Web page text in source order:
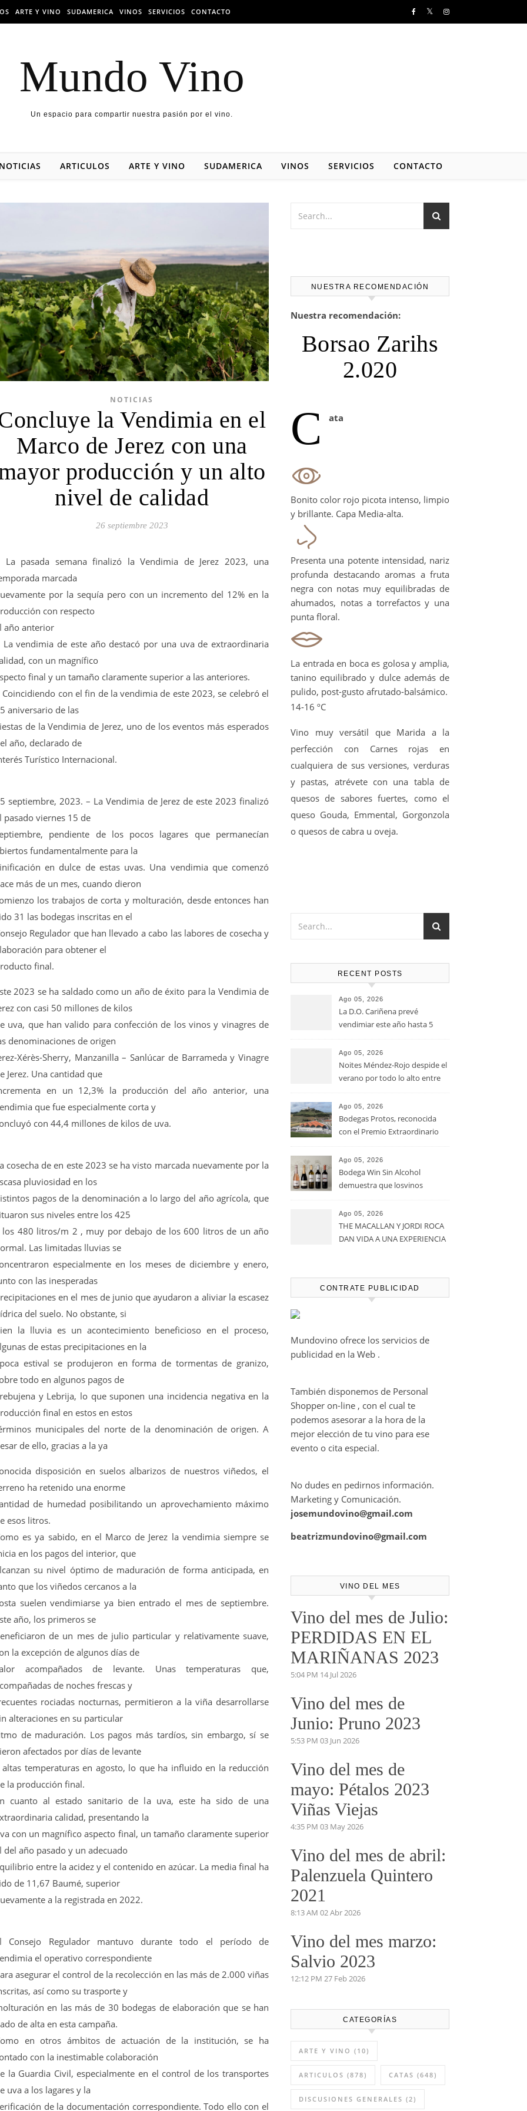
ARTE Y VINO SUDAMERICA VINOS SERVICIOS CONTACTO
Mundo Vino
Un espacio para compartir nuestra pasión por el vino.
NOTICIAS ARTICULOS ARTE Y VINO SUDAMERICA VINOS SERVICIOS CONTACTO
NOTICIAS
la Vendimia en el
Marco de Jerez con una
producción y un alto
nivel de calidad
26 septiembre 2023
La pasada semana finalizó la Vendimia de Jerez 2023, una
marcada
por la sequía pero con un incremento del 12% en la
con respecto
año anterior
La vendimia de este año destacó por una uva de extraordinaria
con un magnífico
final y un tamaño claramente superior a las anteriores.
Coincidiendo con el fin de la vendimia de este 2023, se celebró el
aniversario de las
de la Vendimia de Jerez, uno de los eventos más esperados
año, declarado de
Turístico Internacional.
septiembre, 2023. – La Vendimia de Jerez de este 2023 finalizó
pasado viernes 15 de
pendiente de los pocos lagares que permanecían
fundamentalmente para la
en dulce de estas uvas. Una vendimia que comenzó
más de un mes, cuando dieron
los trabajos de corta y molturación, desde entonces han
31 las bodegas inscritas en el
Regulador que han llevado a cabo las labores de cosecha y
para obtener el
final.
2023 se ha saldado como un año de éxito para la Vendimia de
con casi 50 millones de kilos
uva, que han valido para confección de los vinos y vinagres de
denominaciones de origen
Xérès-Sherry, Manzanilla – Sanlúcar de Barrameda y Vinagre
Jerez. Una cantidad que
en un 12,3% la producción del año anterior, una
que fue especialmente corta y
con 44,4 millones de kilos de uva.
cosecha de en este 2023 se ha visto marcada nuevamente por la
pluviosidad en los
pagos de la denominación a lo largo del año agrícola, que
sus niveles entre los 425
los 480 litros/m 2 , muy por debajo de los 600 litros de un año
Las limitadas lluvias se
especialmente en los meses de diciembre y enero,
con las inesperadas
en el mes de junio que ayudaron a aliviar la escasez
del suelo. No obstante, si
la lluvia es un acontecimiento beneficioso en el proceso,
de estas precipitaciones en la
estival se produjeron en forma de tormentas de granizo,
todo en algunos pagos de
y Lebrija, lo que suponen una incidencia negativa en la
final en estos en estos
municipales del norte de la denominación de origen. A
de ello, gracias a la ya
disposición en suelos albarizos de nuestros viñedos, el
ha retenido una enorme
de humedad posibilitando un aprovechamiento máximo
esos litros.
es ya sabido, en el Marco de Jerez la vendimia siempre se
en los pagos del interior, que
su nivel óptimo de maduración de forma anticipada, en
que los viñedos cercanos a la
suelen vendimiarse ya bien entrado el mes de septiembre.
año, los primeros se
de un mes de julio particular y relativamente suave,
la excepción de algunos días de
acompañados de levante. Unas temperaturas que,
de noches frescas y
rociadas nocturnas, permitieron a la viña desarrollarse
alteraciones en su particular
de maduración. Los pagos más tardíos, sin embargo, sí se
afectados por días de levante
altas temperaturas en agosto, lo que ha influido en la reducción
la producción final.
cuanto al estado sanitario de la uva, este ha sido de una
calidad, presentando la
con un magnífico aspecto final, un tamaño claramente superior
del año pasado y un adecuado
entre la acidez y el contenido en azúcar. La media final ha
de 11,67 Baumé, superior
a la registrada en 2022.
Consejo Regulador mantuvo durante todo el período de
el operativo correspondiente
asegurar el control de la recolección en las más de 2.000 viñas
así como su trasporte y
en las más de 30 bodegas de elaboración que se han
de alta en esta campaña.
en otros ámbitos de actuación de la institución, se ha
con la inestimable colaboración
la Guardia Civil, especialmente en el control de los transportes
uva a los lagares y la
de la documentación correspondiente. Todo ello con el
NUESTRA RECOMENDACIÓN
Nuestra recomendación:
Borsao Zarihs
2.020
C ata
Bonito color rojo picota intenso, limpio
y brillante. Capa Media-alta.
Presenta una potente intensidad, nariz
profunda destacando aromas a fruta
negra con notas muy equilibradas de
ahumados, notas a torrefactos y una
punta floral.
La entrada en boca es golosa y amplia,
tanino equilibrado y dulce además de
pulido, post-gusto afrutado-balsámico.
14-16 ºC
Vino muy versátil que Marida a la
perfección con Carnes rojas en
cualquiera de sus versiones, verduras
y pastas, atrévete con una tabla de
quesos de sabores fuertes, como el
queso Gouda, Emmental, Gorgonzola
o quesos de cabra u oveja.
RECENT POSTS
Ago 05, 2026
La D.O. Cariñena prevé
vendimiar este año hasta 5
que en 2025
Ago 05, 2026
Noites Méndez-Rojo despide el
verano por todo lo alto entre
Ago 05, 2026
Bodegas Protos, reconocida
con el Premio Extraordinario
casi un siglo de excelencia
vitivinícola
Ago 05, 2026
Bodega Win Sin Alcohol
demuestra que losvinos
calidadcomienzan a diseñarse
en el viñedo
Ago 05, 2026
THE MACALLAN Y JORDI ROCA
DAN VIDA A UNA EXPERIENCIA
HARMONY COLLECTION
CONTRATE PUBLICIDAD
Mundovino ofrece los servicios de
publicidad en la Web .
También disponemos de Personal
Shopper on-line , con el cual te
podemos asesorar a la hora de la
mejor elección de tu vino para ese
evento o cita especial.
No dudes en pedirnos información.
Marketing y Comunicación.
josemundovino@gmail.com
beatrizmundovino@gmail.com
VINO DEL MES
Vino del mes de Julio:
PERDIDAS EN EL
MARIÑANAS 2023
5:04 PM 14 Jul 2026
Vino del mes de
Junio: Pruno 2023
5:53 PM 03 Jun 2026
Vino del mes de
mayo: Pétalos 2023
Viñas Viejas
4:35 PM 03 May 2026
Vino del mes de abril:
Palenzuela Quintero
2021
8:13 AM 02 Abr 2026
Vino del mes marzo:
Salvio 2023
12:12 PM 27 Feb 2026
CATEGORÍAS
ARTE Y VINO (10)
ARTICULOS (878) CATAS (648)
DISCUSIONES GENERALES (2)